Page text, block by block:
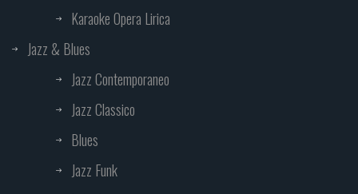
Karaoke Opera Lirica
Jazz & Blues
Jazz Contemporaneo
Jazz Classico
Blues
Jazz Funk